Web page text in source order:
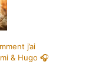
j’ai
& Hugo 🎧